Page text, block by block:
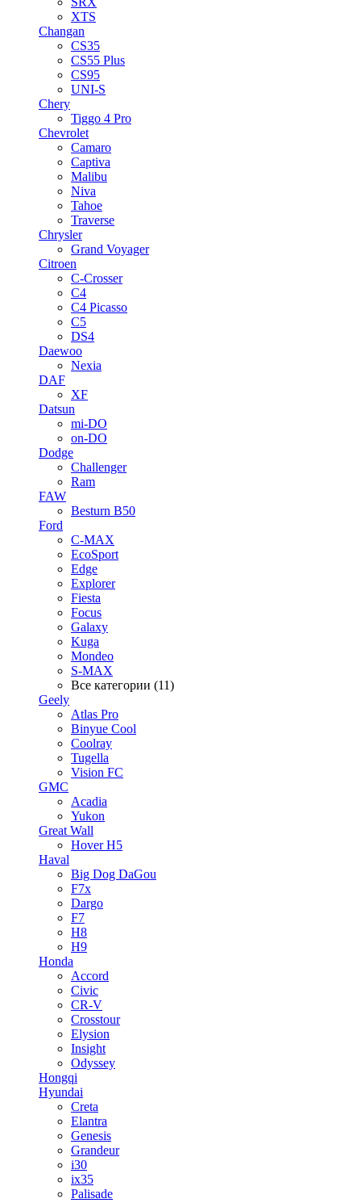
XTS
Changan
CS35
CS55 Plus
CS95
UNI-S
Chery
Tiggo 4 Pro
Chevrolet
Camaro
Captiva
Malibu
Niva
Tahoe
Traverse
Chrysler
Grand Voyager
Citroen
C-Crosser
C4
C4 Picasso
C5
DS4
Daewoo
Nexia
DAF
XF
Datsun
mi-DO
on-DO
Dodge
Challenger
Ram
FAW
Besturn B50
Ford
C-MAX
EcoSport
Edge
Explorer
Fiesta
Focus
Galaxy
Kuga
Mondeo
S-MAX
Все категории (11)
Geely
Atlas Pro
Binyue Cool
Coolray
Tugella
Vision FC
GMC
Acadia
Yukon
Great Wall
Hover H5
Haval
Big Dog DaGou
F7x
Dargo
F7
H8
H9
Honda
Accord
Civic
CR-V
Crosstour
Elysion
Insight
Odyssey
Hongqi
Hyundai
Creta
Elantra
Genesis
Grandeur
i30
ix35
Palisade